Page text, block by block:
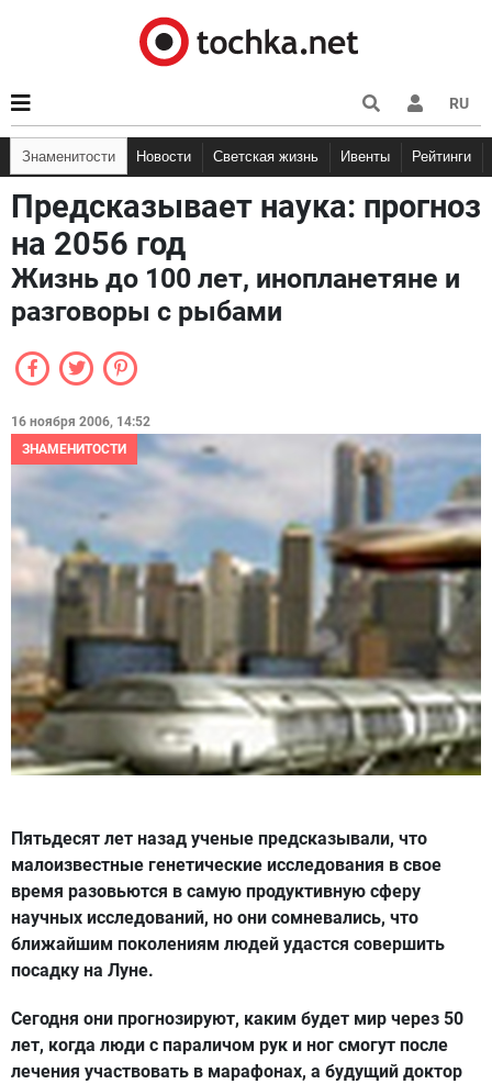
RU
Знаменитости Новости Светская жизнь Ивенты Рейтинги
Предсказывает наука: прогноз
на 2056 год
Жизнь до 100 лет, инопланетяне и
разговоры с рыбами
16 ноября 2006, 14:52
ЗНАМЕНИТОСТИ
Пятьдесят лет назад ученые предсказывали, что
малоизвестные генетические исследования в свое
время разовьются в самую продуктивную сферу
научных исследований, но они сомневались, что
ближайшим поколениям людей удастся совершить
посадку на Луне.
Сегодня они прогнозируют, каким будет мир через 50
лет, когда люди с параличом рук и ног смогут после
лечения участвовать в марафонах, а будущий доктор